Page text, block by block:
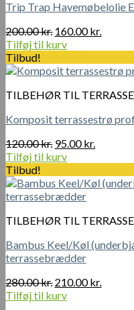
Trip Trap Havemøbelolie
200.00kr. Den
oprindelige
var:
160.00kr.
er:
Tilføj til kurv
Tilbud!
TILBEHØR TIL
Komposit terrassestrø
120.00kr. Den
oprindelige
var:
120.00 kr..
95.00kr.
er:
Tilføj til kurv
Tilbud!
TILBEHØR TIL
Bambus Keel/Køl
terrassebrædder
280.00kr. Den
oprindelige
210.00kr.
Tilføj til kurv